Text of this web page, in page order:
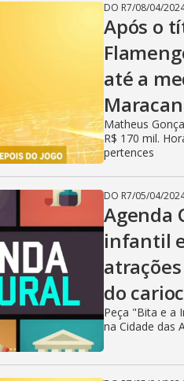
DO R7/08/04/
Após o
até a
Matheus
R$ 170 mil.
pertences
DO R7/05/04/
Agenda
infantil
do
Peça "Bita e a
na Cidade das